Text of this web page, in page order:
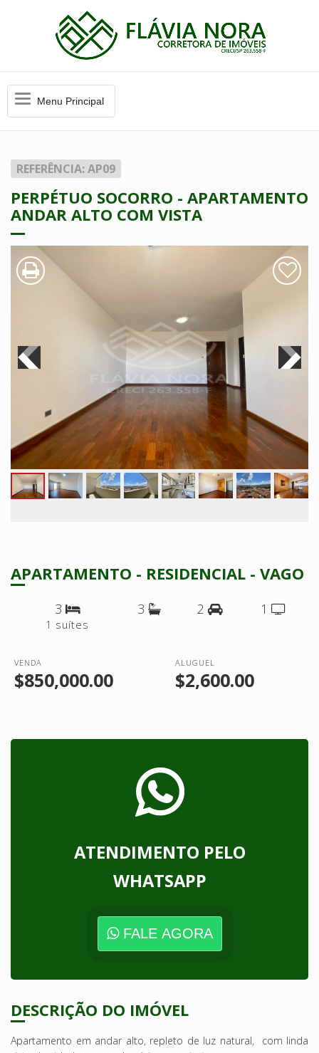
MenuMenu Principal
REFERÊNCIA: AP09
PERPÉTUO SOCORRO - APARTAMENTO
ANDAR ALTO COM VISTA
APARTAMENTO - RESIDENCIAL - VAGO
3
1 suítes
3 2 1
VENDA
$850,000.00
ALUGUEL
$2,600.00
ATENDIMENTO PELO
WHATSAPP
FALE AGORA
DESCRIÇÃO DO IMÓVEL
Apartamento em andar alto, repleto de luz natural, com linda